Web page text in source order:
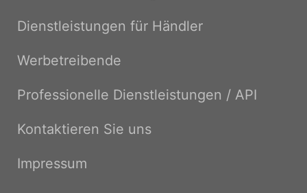
Dienstleistungen für Händler
Werbetreibende
Professionelle Dienstleistungen / API
Kontaktieren Sie uns
Impressum